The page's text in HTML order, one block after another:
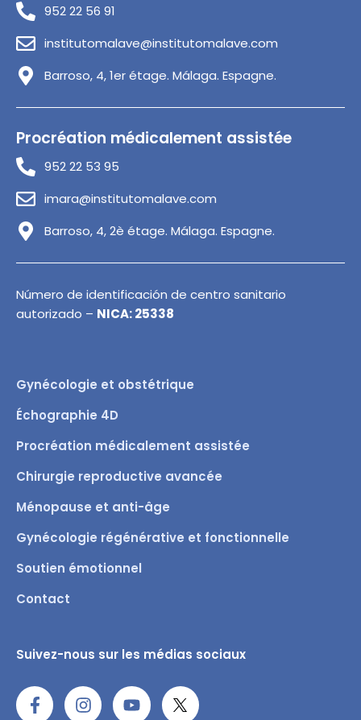
952 22 56 91
institutomalave@institutomalave.com
Barroso, 4, 1er étage. Málaga. Espagne.
Procréation médicalement assistée
952 22 53 95
imara@institutomalave.com
Barroso, 4, 2è étage. Málaga. Espagne.
Número de identificación de centro sanitario
autorizado – NICA: 25338
Gynécologie et obstétrique
Échographie 4D
Procréation médicalement assistée
Chirurgie reproductive avancée
Ménopause et anti-âge
Gynécologie régénérative et fonctionnelle
Soutien émotionnel
Contact
Suivez-nous sur les médias sociaux